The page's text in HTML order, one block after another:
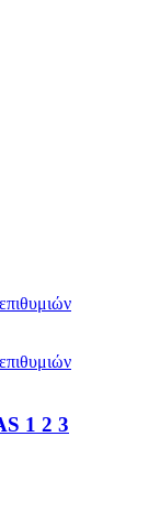
1 2 3